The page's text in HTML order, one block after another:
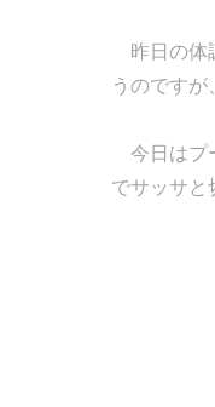
昨日の体
うのですが
今日はプ
でサッサと